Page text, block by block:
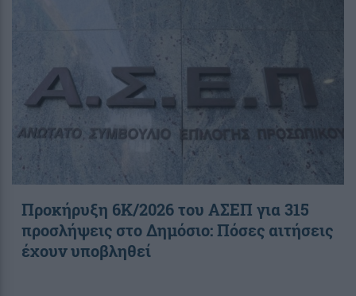
Προκήρυξη 6Κ/2026 του ΑΣΕΠ για 315
προσλήψεις στο Δημόσιο: Πόσες αιτήσεις
έχουν υποβληθεί